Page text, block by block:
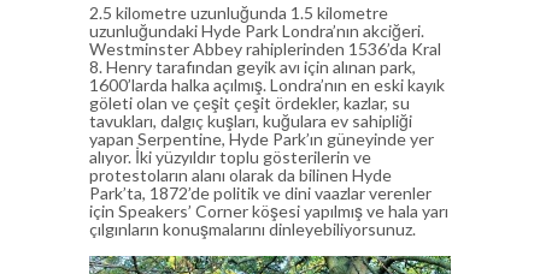
2.5 kilometre uzunluğunda 1.5 kilometre
uzunluğundaki Hyde Park Londra’nın akciğeri.
Westminster Abbey rahiplerinden 1536’da Kral
8. Henry tarafından geyik avı için alınan park,
1600’larda halka açılmış. Londra’nın en eski kayık
göleti olan ve çeşit çeşit ördekler, kazlar, su
tavukları, dalgıç kuşları, kuğulara ev sahipliği
yapan Serpentine, Hyde Park’ın güneyinde yer
alıyor. İki yüzyıldır toplu gösterilerin ve
protestoların alanı olarak da bilinen Hyde
Park’ta, 1872’de politik ve dini vaazlar verenler
için Speakers’ Corner köşesi yapılmış ve hala yarı
çılgınların konuşmalarını dinleyebiliyorsunuz.